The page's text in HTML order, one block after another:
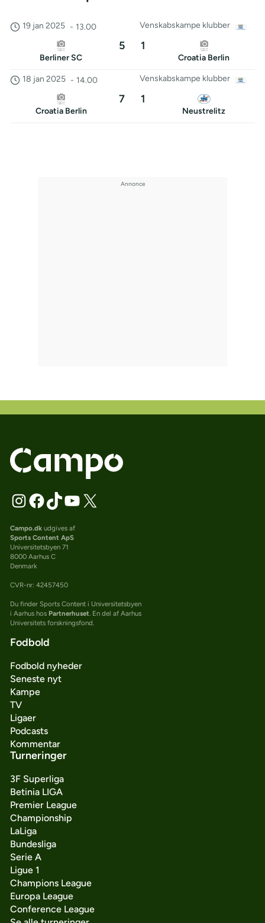
Venskabskampe klubber
19 jan 2025 - 13.00
Berliner SC
5 1
Croatia Berlin
Venskabskampe klubber
18 jan 2025 - 14.00
Croatia Berlin
7 1
Neustrelitz
Campo.dkudgives af
Sports Content ApS
Universitetsbyen 71
8000 Aarhus C
Denmark
CVR-nr: 42457450
Du finder Sports Content i Universitetsbyen
i Aarhus hos Partnerhuset . En del af Aarhus
Universitets forskningsfond.
Fodbold
Fodbold nyheder
Seneste nyt
Kampe
TV
Ligaer
Podcasts
Kommentar
Turneringer
3F Superliga
Betinia LIGA
Premier League
Championship
LaLiga
Bundesliga
Serie A
Ligue 1
Champions League
Europa League
Conference League